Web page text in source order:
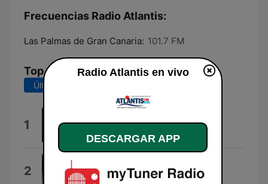
Frecuencias Radio Atlantis:
Las Palmas de Gran Canaria: 101.7 FM
Top Canciones
Últimos 7 días
1
2 Leela James
Radio Atlantis en vivo
DESCARGAR APP